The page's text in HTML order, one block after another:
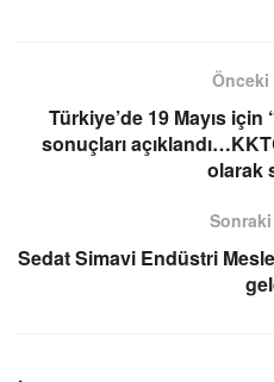
Önceki
Türkiye’de 19 Mayıs
sonuçları
olarak
Sedat Simavi Endüstri